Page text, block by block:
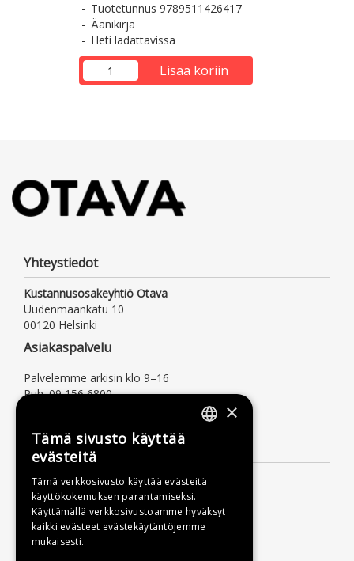
Tuotetunnus 9789511426417
Äänikirja
Heti ladattavissa
Lisää koriin
Yhteystiedot
Kustannusosakeyhtiö Otava
Uudenmaankatu 10
00120 Helsinki
Asiakaspalvelu
Palvelemme arkisin klo 9–16
Puh. 09 156 6800
Lisätietoa
Toimitusehdot
Käyttöohjeet
Tietosuojaseloste
Saavutettavuusseloste
×
Tämä sivusto käyttää
evästeitä
Tämä verkkosivusto käyttää evästeitä
käyttökokemuksen parantamiseksi.
Käyttämällä verkkosivustoamme hyväksyt
kaikki evästeet evästekäytäntöjemme
mukaisesti.